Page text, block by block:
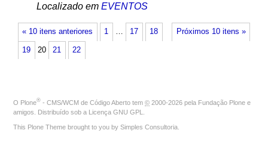
Localizado em EVENTOS
« 10 itens anteriores Próximos 10 itens »
1 … 17 18
19 20 21 22
O Plone® - CMS/WCM de Código Aberto tem © 2000-2026 pela Fundação Plone e
amigos. Distribuído sob a Licença GNU GPL
This Plone Theme brought to you by Simples Consultoria